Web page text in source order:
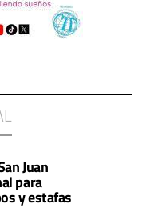
Juan
para
y estafas